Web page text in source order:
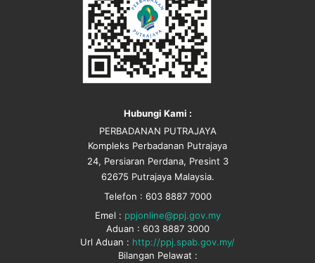
Hubungi Kami :
PERBADANAN PUTRAJAYA
Kompleks Perbadanan Putrajaya
24, Persiaran Perdana, Presint 3
62675 Putrajaya Malaysia.
Telefon : 603 8887 7000
Emel : ppjonline@ppj.gov.my
Aduan : 603 8887 3000
Url Aduan : http://ppj.spab.gov.my/
Bilangan Pelawat :